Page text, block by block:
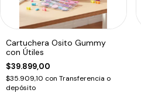
Cartuchera Osito Gummy
con Útiles
$39.899,00
$35.909,10 con Transferencia o
depósito